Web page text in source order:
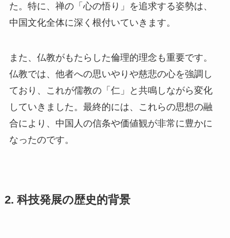
た。特に、禅の「心の悟り」を追求する姿勢は、
中国文化全体に深く根付いていきます。
また、仏教がもたらした倫理的理念も重要です。
仏教では、他者への思いやりや慈悲の心を強調し
ており、これが儒教の「仁」と共鳴しながら変化
していきました。最終的には、これらの思想の融
合により、中国人の信条や価値観が非常に豊かに
なったのです。
2. 科技発展の歴史的背景